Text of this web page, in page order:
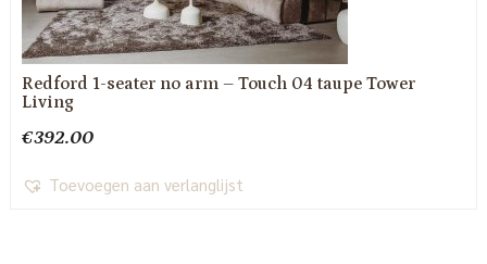
Redford 1-seater no arm – Touch 04 taupe Tower
Living
€392.00
Toevoegen aan verlanglijst